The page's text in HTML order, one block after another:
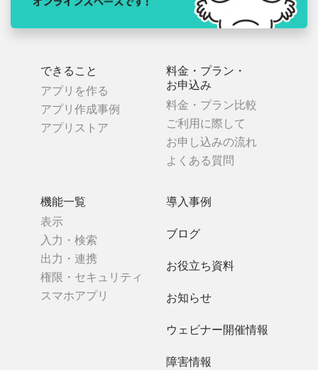
できること
アプリを作る
アプリ作成事例
アプリストア
機能一覧
表示
入力・検索
出力・連携
権限・セキュリティ
スマホアプリ
料金・プラン・
お申込み
料金・プラン比較
ご利用に際して
お申し込みの流れ
よくある質問
導入事例
ブログ
お役立ち資料
お知らせ
ウェビナー開催情報
障害情報